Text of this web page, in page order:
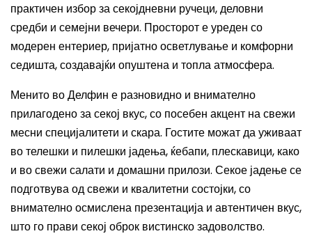
практичен избор за секојдневни ручеци, деловни
средби и семејни вечери. Просторот е уреден со
модерен ентериер, пријатно осветлување и комфорни
седишта, создавајќи опуштена и топла атмосфера.
Менито во Делфин е разновидно и внимателно
прилагодено за секој вкус, со посебен акцент на свежи
месни специјалитети и скара. Гостите можат да уживаат
во телешки и пилешки јадења, ќебапи, плескавици, како
и во свежи салати и домашни прилози. Секое јадење се
подготвува од свежи и квалитетни состојки, со
внимателно осмислена презентација и автентичен вкус,
што го прави секој оброк вистинско задоволство.